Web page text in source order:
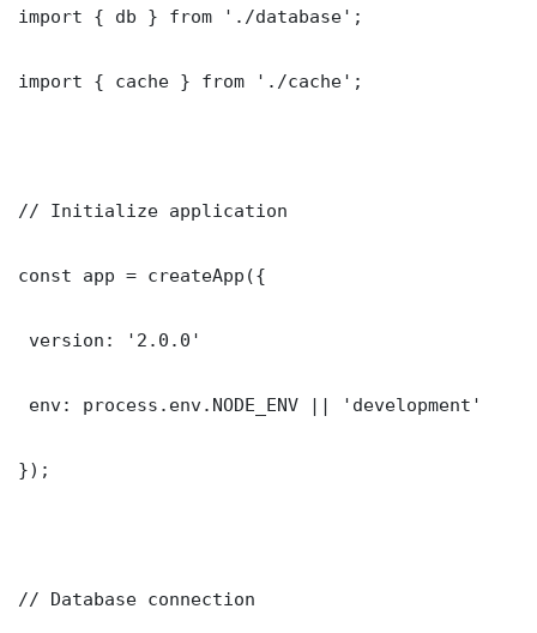
import { db } from './database';
import { cache } from './cache';
// Initialize application
const app = createApp({
version: '2.0.0'
env: process.env.NODE_ENV || 'development'
});
// Database connection